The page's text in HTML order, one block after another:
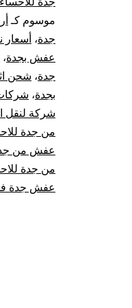
موسوم كـ
جدة،
عفش بجدة،
جدة، شحن
بجدة،
شركة لنقل
من جدة
عفش من
من جدة
عفش جدة